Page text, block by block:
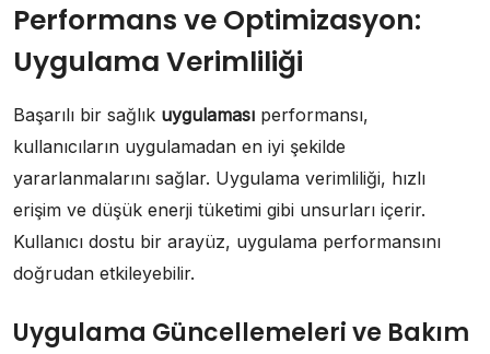
Performans ve Optimizasyon:
Uygulama Verimliliği
Başarılı bir sağlık uygulaması performansı,
kullanıcıların uygulamadan en iyi şekilde
yararlanmalarını sağlar. Uygulama verimliliği, hızlı
erişim ve düşük enerji tüketimi gibi unsurları içerir.
Kullanıcı dostu bir arayüz, uygulama performansını
doğrudan etkileyebilir.
Uygulama Güncellemeleri ve Bakım